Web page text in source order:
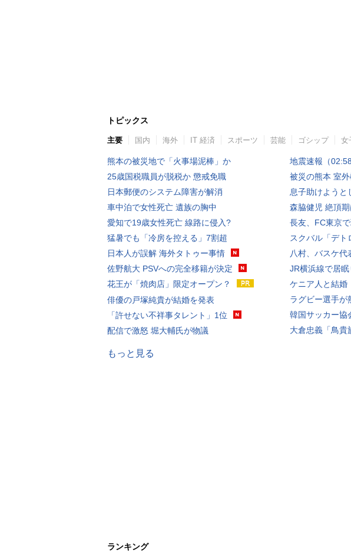
トピックス
主要 国内 海外 IT 経済 スポーツ 芸能 ゴシップ 女
熊本の被災地で「火事場泥棒」か
25歳国税職員が脱税か 懲戒免職
日本郵便のシステム障害が解消
車中泊で女性死亡 遺族の胸中
愛知で19歳女性死亡 線路に侵入?
猛暑でも「冷房を控える」7割超
日本人が誤解 海外タトゥー事情
佐野航大 PSVへの完全移籍が決定
花王が「焼肉店」限定オープン？
俳優の戸塚純貴が結婚を発表
「許せない不祥事タレント」1位
配信で激怒 堀大輔氏が物議
地震速報（02:58
被災の熊本 室
息子助けようと
森脇健児 絶頂期
長友、FC東京
スクバル「デト
八村、バスケ代
JR横浜線で居
ケニア人と結婚
ラグビー選手が
韓国サッカー協
大倉忠義「鳥貴
もっと見る
ランキング